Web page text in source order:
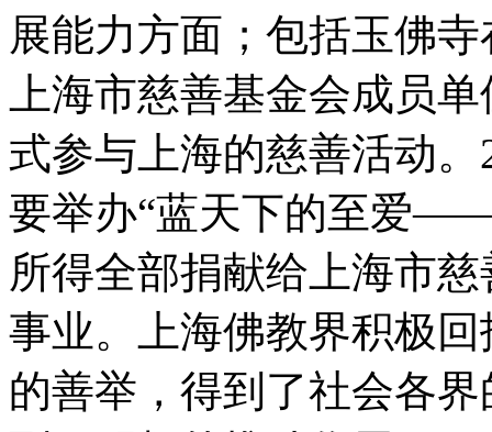
展能力方面；包括玉佛
上海市慈善基金会成员
式参与上海的慈善活动
要举办“蓝天下的至爱
所得全部捐献给上海市
事业。上海佛教界积极
的善举，得到了社会各